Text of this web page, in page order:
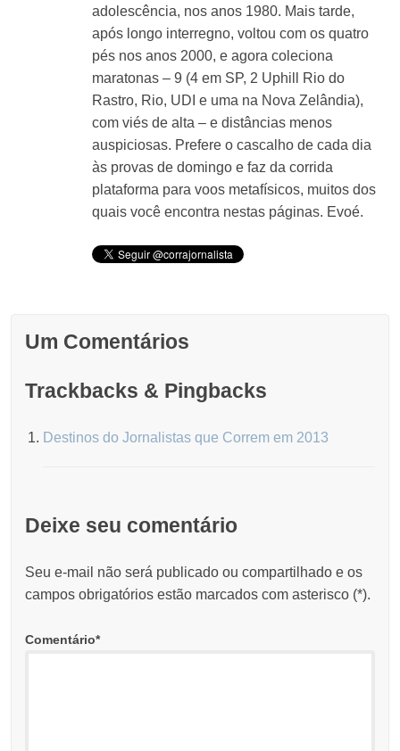
adolescência, nos anos 1980. Mais tarde,
após longo interregno, voltou com os quatro
pés nos anos 2000, e agora coleciona
maratonas – 9 (4 em SP, 2 Uphill Rio do
Rastro, Rio, UDI e uma na Nova Zelândia),
com viés de alta – e distâncias menos
auspiciosas. Prefere o cascalho de cada dia
às provas de domingo e faz da corrida
plataforma para voos metafísicos, muitos dos
quais você encontra nestas páginas. Evoé.
Um Comentários
Trackbacks & Pingbacks
Destinos do Jornalistas que Correm em 2013
Deixe seu comentário
Seu e-mail não será publicado ou compartilhado e os
campos obrigatórios estão marcados com asterisco (*).
Comentário*